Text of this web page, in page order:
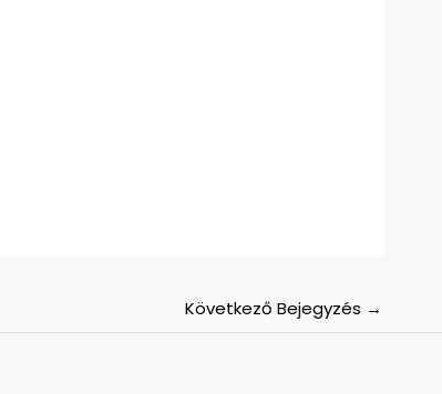
Következő Bejegyzés →